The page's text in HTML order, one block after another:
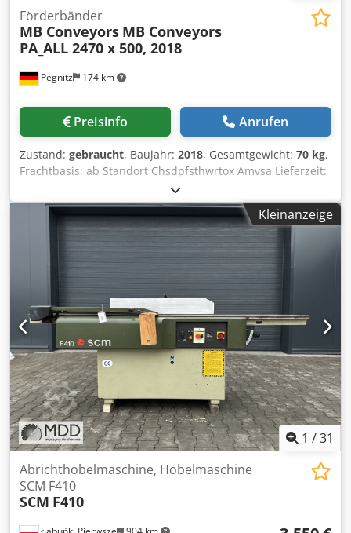
Pegnitz 174 km
Förderbänder
MB Conveyors MB Conveyors
PA_ALL 2470 x 500, 2018
Preisinfo Anrufen
Zustand: gebraucht, Baujahr: 2018, Gesamtgewicht: 70 kg,
Frachtbasis: ab Standort Chsdpfsthwrtox Amvsa Lieferzeit:
nach Absprache Zahlungsbedingung: 100% vor
Übernahme der Maschine, rein netto Hersteller: MB
Conveyors Typ: PA_ALL 2470 x 500 Zustand: gebraucht
FÖRDERBAND: - Nutzlänge: 2470 mm Nutzbreite: 500 mm
Höhe min. / max.: 800 / mm Gesamtanschlussleistung: -
Sonstige Ausrüstung: PU Gurt, Lichtschranke, Abräumtaste
STEUERUNG: - Bildschirmsprachen: -
Bedienungsanleitung: - ALLGEMEINE DATEN: -
Gesamtgewicht: 70 kg Gesamtgröße L x B x H: 2,5 x 0,6 x m
Kleinanzeige
1 /31
Abrichthobelmaschine, Hobelmaschine
SCM F410
SCM F410